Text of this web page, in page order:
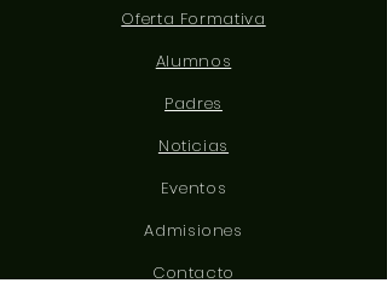
Oferta Formativa
Alumnos
Padres
Noticias
Eventos
Admisiones
Contacto